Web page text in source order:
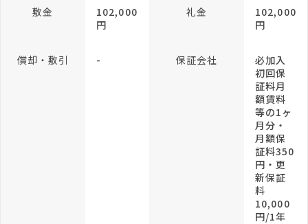
敷金
102,000
円
礼金
102,000
円
償却・敷引 - 保証会社
必加入
初回保
証料月
額賃料
等の1ヶ
月分・
月額保
証料350
円・更
新保証
料
10,000
円/1年